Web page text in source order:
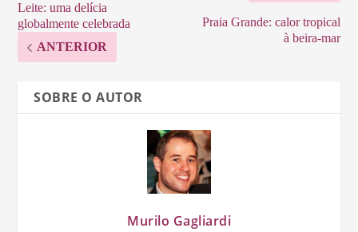
Leite: uma delícia
globalmente celebrada
ANTERIOR
Praia Grande: calor tropical
à beira-mar
SOBRE O AUTOR
Murilo Gagliardi